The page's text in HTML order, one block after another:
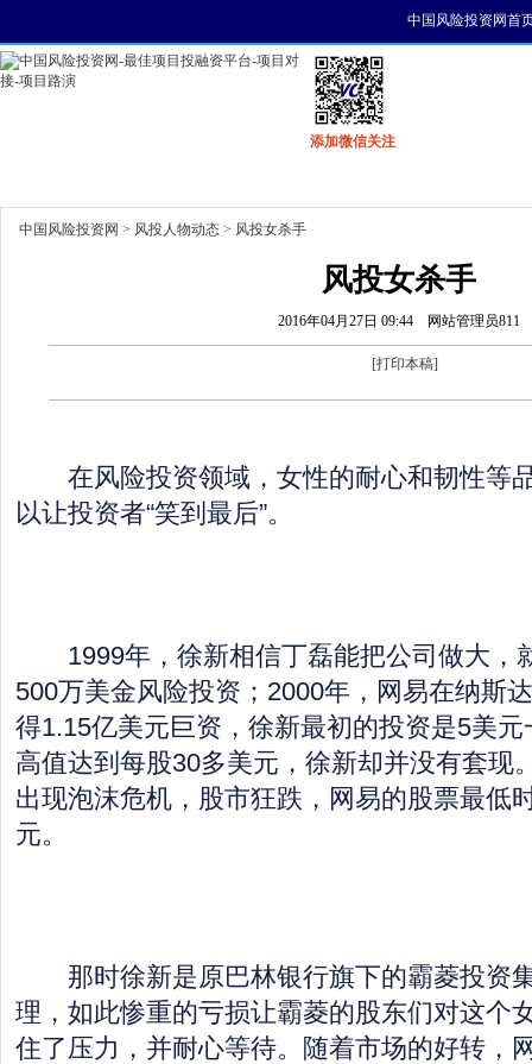
中国风险投资网首
添加微信关注
中国风险投资网 > 风投人物动态 > 风投女杀手
风投女杀手
2016年04月27日 09:44 网站管理员811
[打印本稿]
在风险投资领域，女性的耐心和韧性等
以让投资者“笑到最后”。
1999年，徐新相信丁磊能把公司做大，
500万美金风险投资；2000年，网易在纳斯
得1.15亿美元巨资，徐新最初的投资是5美
高值达到每股30多美元，徐新却并没有套现
出现泡沫危机，股市狂跌，网易的股票最低
元。
那时徐新是原巴林银行旗下的霸菱投资
理，如此惨重的亏损让霸菱的股东们对这个
住了压力，并耐心等待。随着市场的好转，